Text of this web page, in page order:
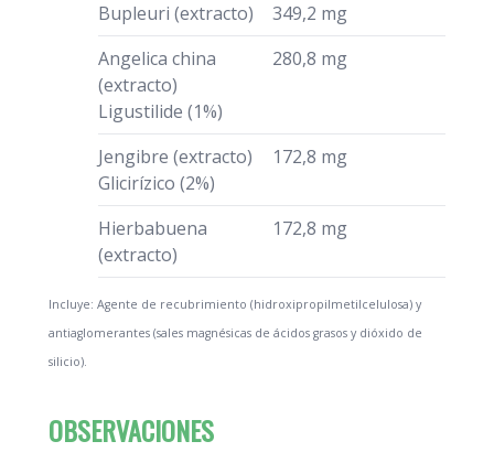
Bupleuri (extracto)
349,2 mg
Angelica china
(extracto)
Ligustilide (1%)
280,8 mg
Jengibre (extracto)
Glicirízico (2%)
172,8 mg
Hierbabuena
(extracto)
172,8 mg
Incluye: Agente de recubrimiento (hidroxipropilmetilcelulosa) y
antiaglomerantes (sales magnésicas de ácidos grasos y dióxido de
silicio).
OBSERVACIONES